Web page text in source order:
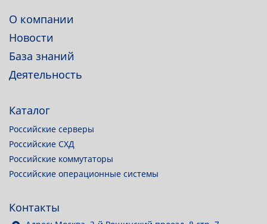
О компании
Новости
База знаний
Деятельность
Каталог
Российские серверы
Российские СХД
Российские коммутаторы
Российские операционные системы
Контакты